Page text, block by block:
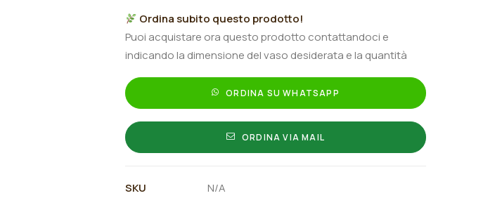
Freeze"
quantità
Ordina subito questo prodotto!
Puoi acquistare ora questo prodotto contattandoci e
indicando la dimensione del vaso desiderata e la quantità
ORDINA SU WHATSAPP
ORDINA VIA MAIL
SKU
N/A